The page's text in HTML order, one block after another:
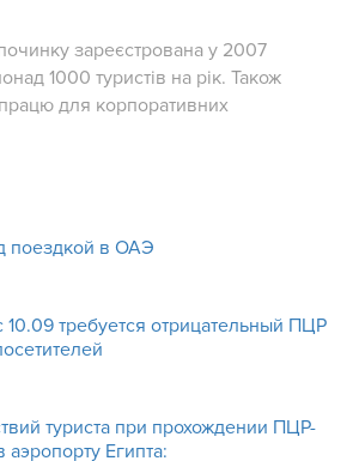
зареєстрована у 2007
1000 туристів на рік. Також
для корпоративних
поездкой в ОАЭ
требуется отрицательный ПЦР
туриста при прохождении ПЦР-
аэропорту Египта: